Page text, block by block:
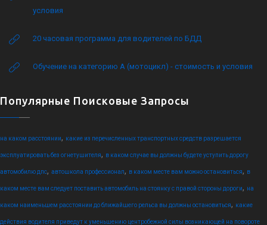
условия
20 часовая программа для водителей по БДД
Обучение на категорию А (мотоцикл) - стоимость и условия
Популярные Поисковые Запросы
на каком расстоянии, какие из перечисленных транспортных средств разрешается
эксплуатировать без огнетушителя, в каком случае вы должны будете уступить дорогу
автомобилю дпс, автошкола профессионал, в каком месте вам можно остановиться, в
каком месте вам следует поставить автомобиль на стоянку с правой стороны дороги, на
каком наименьшем расстоянии до ближайшего рельса вы должны остановиться, какие
действия водителя приведут к уменьшению центробежной силы возникающей на повороте